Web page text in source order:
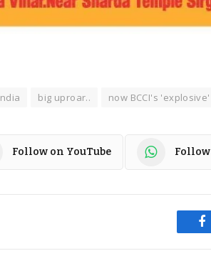
big uproar.. now BCCI's
Follow on YouTube